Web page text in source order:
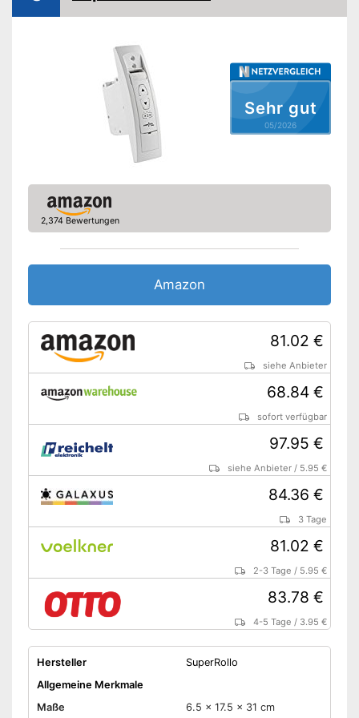
Sehr gut
05/2026
2,374 Bewertungen
Amazon
81.02 €
siehe Anbieter
68.84 €
sofort verfügbar
97.95 €
siehe Anbieter / 5.95 €
84.36 €
3 Tage
81.02 €
2-3 Tage / 5.95 €
83.78 €
4-5 Tage / 3.95 €
Hersteller
SuperRollo
Allgemeine Merkmale
Maße
6.5 x 17.5 x 31 cm